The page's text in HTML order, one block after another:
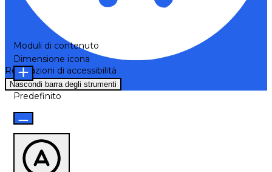
Regolazioni di accessibilità
Nascondi barra degli strumenti
Moduli di contenuto
Dimensione icona
Predefinito